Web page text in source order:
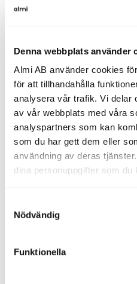
Denna webbplats använder
Almi AB använder cookies
för att tillhandahålla
analysera vår trafik. Vi delar
av vår webbplats med våra
analyspartners som kan
som du har gett dem eller
användning av deras
dina personuppgifter som du
delning av information enligt
som är nödvändiga för att
Nödvändig
Funktionella
Utveckla ditt
Hur kan Almi